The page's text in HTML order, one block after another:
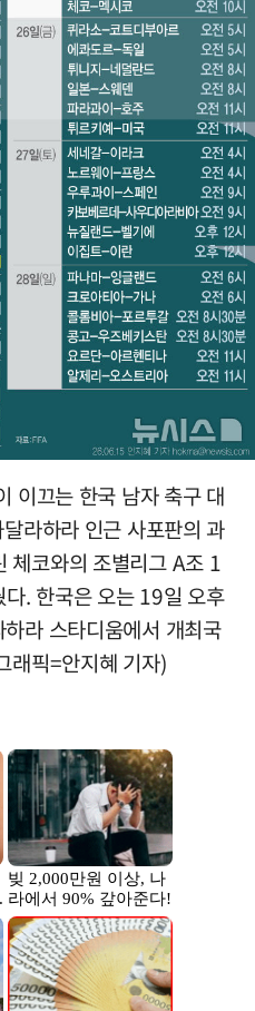
이끄는 한국 남자 축구 대
라하라 인근 사포판의 과
체코와의 조별리그 A조 1
. 한국은 오는 19일 오후
라 스타디움에서 개최국
래픽=안지혜 기자)